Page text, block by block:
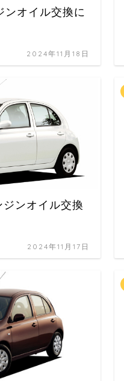
ンオイル交換に
2024年11月18日
ンオイル交換
2024年11月17日